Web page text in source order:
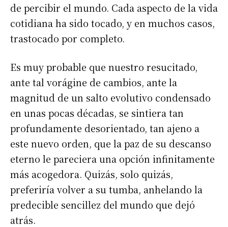
de percibir el mundo. Cada aspecto de la vida
cotidiana ha sido tocado, y en muchos casos,
trastocado por completo.
Es muy probable que nuestro resucitado,
ante tal vorágine de cambios, ante la
magnitud de un salto evolutivo condensado
en unas pocas décadas, se sintiera tan
profundamente desorientado, tan ajeno a
este nuevo orden, que la paz de su descanso
eterno le pareciera una opción infinitamente
más acogedora. Quizás, solo quizás,
preferiría volver a su tumba, anhelando la
predecible sencillez del mundo que dejó
atrás.